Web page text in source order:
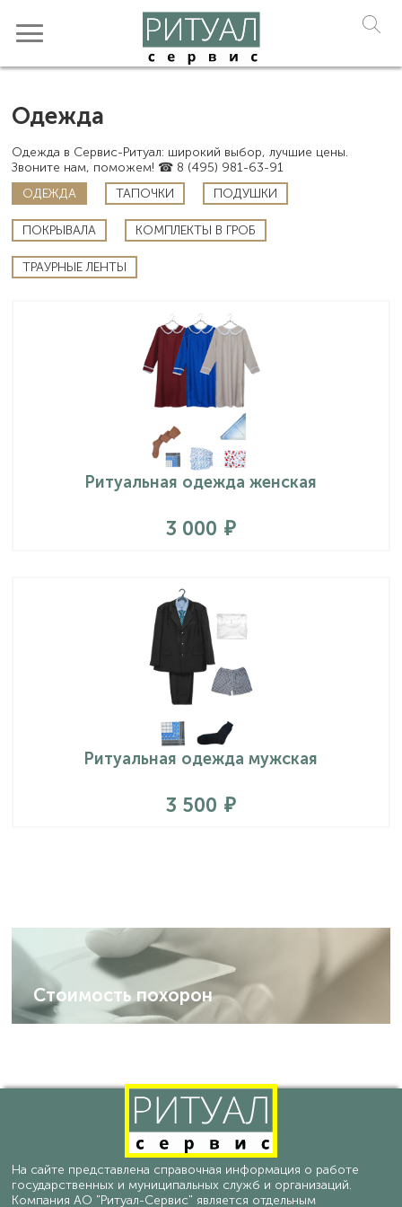
Одежда
Одежда в Сервис-Ритуал: широкий выбор, лучшие цены.
Звоните нам, поможем! ☎ 8 (495) 981-63-91
ОДЕЖДА
ТАПОЧКИ ПОДУШКИ
ПОКРЫВАЛА КОМПЛЕКТЫ В ГРОБ
ТРАУРНЫЕ ЛЕНТЫ
Ритуальная одежда женская
3 000
Ритуальная одежда мужская
3 500
Стоимость похорон
На сайте представлена справочная информация о работе
государственных и муниципальных служб и организаций.
Компания АО "Ритуал-Сервис" является отдельным